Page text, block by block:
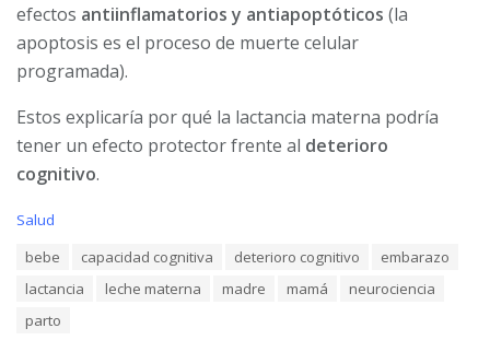
efectos antiinflamatorios y antiapoptóticos (la
apoptosis es el proceso de muerte celular
programada).
Estos explicaría por qué la lactancia materna podría
tener un efecto protector frente al deterioro
cognitivo.
C
Salud
bebe capacidad cognitiva deterioro cognitivo
embarazo
lactancia
leche materna madre mamá
neurociencia
parto